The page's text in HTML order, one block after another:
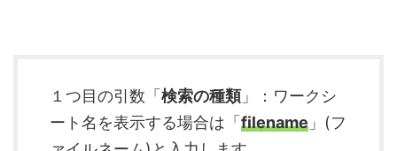
１つ目の引数「検索の種類」：ワークシ
ート名を表示する場合は「filename 」(フ